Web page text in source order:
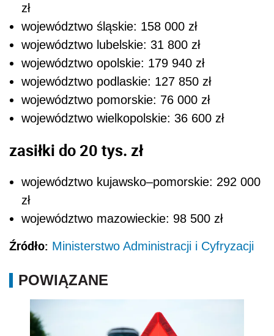
zł
województwo śląskie: 158 000 zł
województwo lubelskie: 31 800 zł
województwo opolskie: 179 940 zł
województwo podlaskie: 127 850 zł
województwo pomorskie: 76 000 zł
województwo wielkopolskie: 36 600 zł
zasiłki do 20 tys. zł
województwo kujawsko–pomorskie: 292 000
zł
województwo mazowieckie: 98 500 zł
Źródło: Ministerstwo Administracji i Cyfryzacji
POWIĄZANE